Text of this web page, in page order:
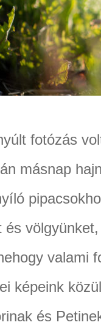
fotózás
másnap
és
valami
képeink
és